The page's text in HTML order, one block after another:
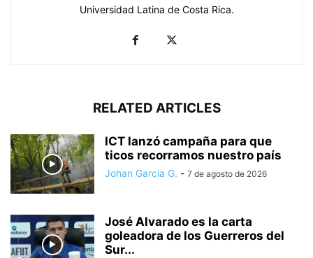
Universidad Latina de Costa Rica.
RELATED ARTICLES
ICT lanzó campaña para que
ticos recorramos nuestro país
Johan Garcia G. - 7 de agosto de 2026
José Alvarado es la carta
goleadora de los Guerreros del
Sur...